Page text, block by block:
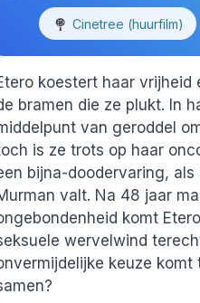
Cinetree (huurfilm)
koestert haar
bramen die ze plukt. In
van geroddel
is ze trots op haar
bijna-doodervaring,
valt. Na 48 jaar
komt
wervelwind
keuze